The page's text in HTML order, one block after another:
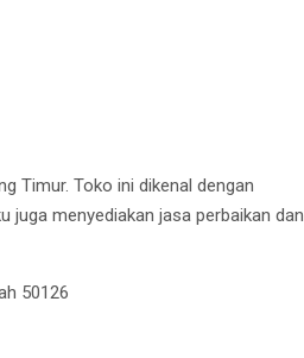
Timur. Toko ini dikenal dengan
juga menyediakan jasa perbaikan dan
50126